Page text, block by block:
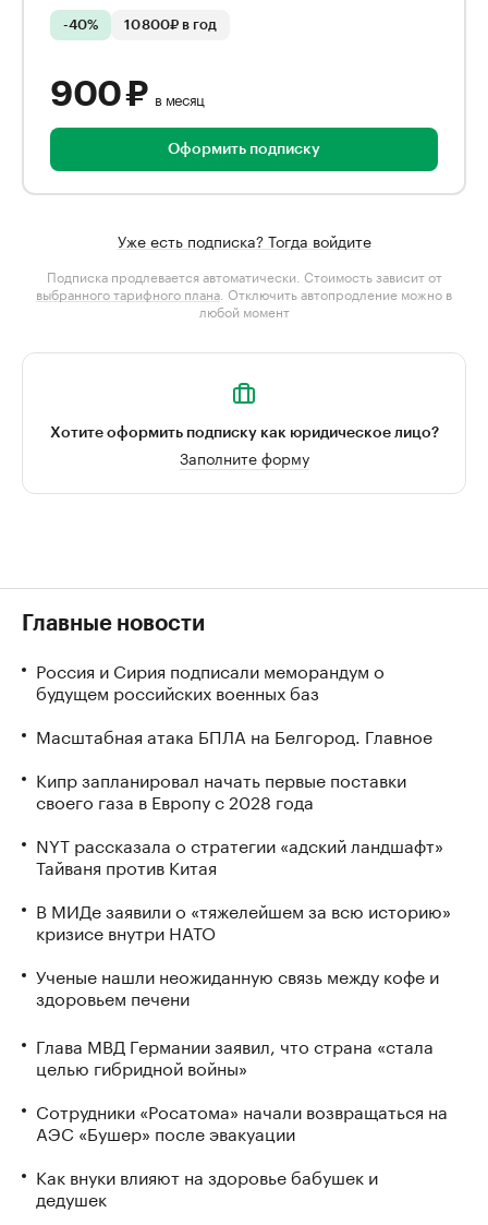
-40% 10 800₽ в год
900 ₽ в месяц
Оформить подписку
Уже есть подписка? Тогда войдите
Подписка продлевается автоматически. Стоимость зависит от
выбранного тарифного плана . Отключить автопродление можно в
любой момент
Хотите оформить подписку как юридическое лицо?
Заполните форму
Главные новости
Россия и Сирия подписали меморандум о
будущем российских военных баз
Масштабная атака БПЛА на Белгород. Главное
Кипр запланировал начать первые поставки
своего газа в Европу с 2028 года
NYT рассказала о стратегии «адский ландшафт»
Тайваня против Китая
В МИДе заявили о «тяжелейшем за всю историю»
кризисе внутри НАТО
Ученые нашли неожиданную связь между кофе и
здоровьем печени
Глава МВД Германии заявил, что страна «стала
целью гибридной войны»
Сотрудники «Росатома» начали возвращаться на
АЭС «Бушер» после эвакуации
Как внуки влияют на здоровье бабушек и
дедушек